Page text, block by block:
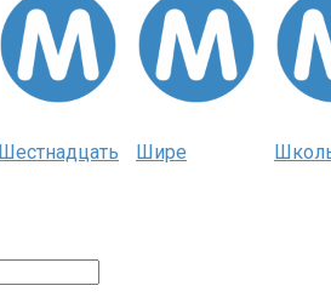
Шестнадцать Шире